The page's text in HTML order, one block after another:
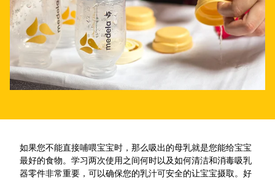
如果您不能直接哺喂宝宝时，那么吸出的母乳就是您能给宝宝
最好的食物。学习两次使用之间何时以及如何清洁和消毒吸乳
器零件非常重要，可以确保您的乳汁可安全的让宝宝摄取。好